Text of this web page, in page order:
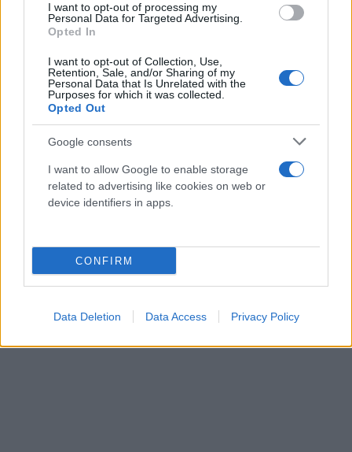
I want to opt-out of processing my
Personal Data for Targeted Advertising.
Opted In
I want to opt-out of Collection, Use,
Retention, Sale, and/or Sharing of my
Personal Data that Is Unrelated with the
Purposes for which it was collected.
Opted Out
Google consents
I want to allow Google to enable storage
related to advertising like cookies on web or
device identifiers in apps.
CONFIRM
Data Deletion Data Access Privacy Policy
Δείτε το σημερινό σκίτσο: